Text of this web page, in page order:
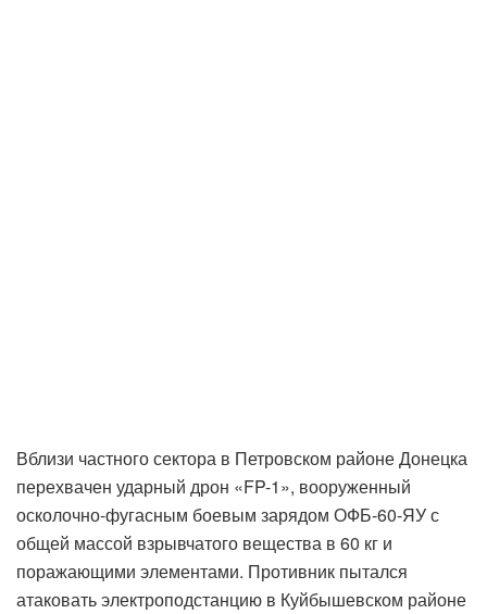
Вблизи частного сектора в Петровском районе Донецка
перехвачен ударный дрон «FP-1», вооруженный
осколочно-фугасным боевым зарядом ОФБ-60-ЯУ с
общей массой взрывчатого вещества в 60 кг и
поражающими элементами. Противник пытался
атаковать электроподстанцию в Куйбышевском районе